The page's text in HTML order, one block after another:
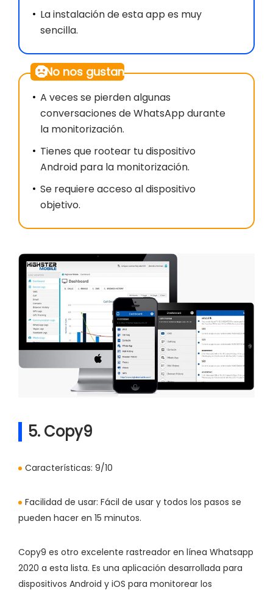
La instalación de esta app es muy
sencilla.
No nos gustan
A veces se pierden algunas
conversaciones de WhatsApp durante
la monitorización.
Tienes que rootear tu dispositivo
Android para la monitorización.
Se requiere acceso al dispositivo
objetivo.
5. Copy9
Características: 9/10
Facilidad de usar: Fácil de usar y todos los pasos se
pueden hacer en 15 minutos.
Copy9 es otro excelente rastreador en línea Whatsapp
2020 a esta lista. Es una aplicación desarrollada para
dispositivos Android y iOS para monitorear los